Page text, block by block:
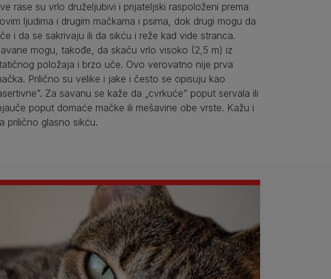
rase su vrlo druželjubivi i prijateljski raspoloženi prema
ljudima i drugim mačkama i psima, dok drugi mogu da
i da se sakrivaju ili da sikću i reže kad vide stranca.
mogu, takođe, da skaču vrlo visoko (2,5 m) iz
položaja i brzo uče. Ovo verovatno nije prva
Prilično su velike i jake i često se opisuju kao
Za savanu se kaže da „cvrkuće” poput servala ili
poput domaće mačke ili mešavine obe vrste. Kažu i
prilično glasno sikću.